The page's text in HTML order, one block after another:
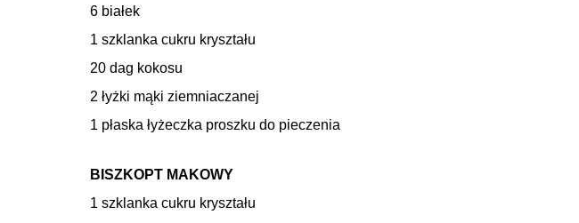
6 białek
1 szklanka cukru kryształu
20 dag kokosu
2 łyżki mąki ziemniaczanej
1 płaska łyżeczka proszku do pieczenia
BISZKOPT MAKOWY
1 szklanka cukru kryształu